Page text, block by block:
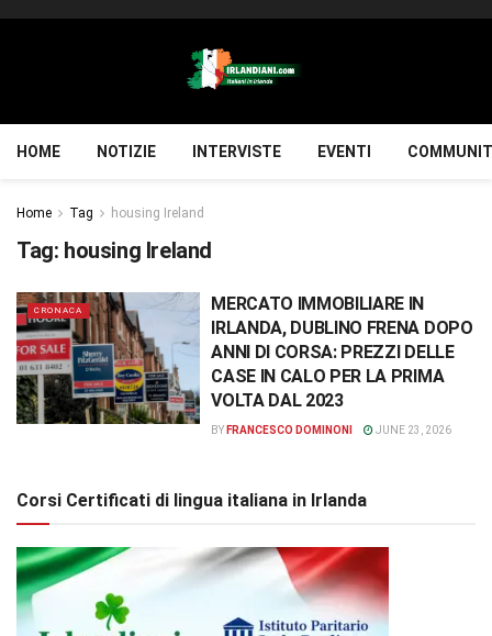
HOME NOTIZIE INTERVISTE EVENTI
Home Tag housing Ireland
Tag: housing Ireland
CRONACA
MERCATO IMMOBILIARE IN
IRLANDA, DUBLINO FRENA DOPO
ANNI DI CORSA: PREZZI DELLE
CASE IN CALO PER LA PRIMA
VOLTA DAL 2023
BY FRANCESCO DOMINONI JUNE 23, 2026
Corsi Certificati di lingua italiana in Irlanda